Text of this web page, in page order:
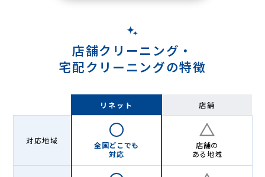
店舗クリーニング・
宅配クリーニングの特徴
リネット 店舗
対応地域
全国どこでも
対応
店舗の
ある地域